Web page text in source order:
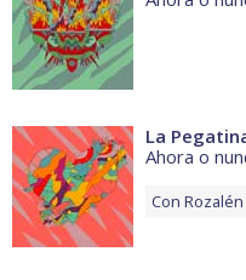
La
Ahora o
Con Rozalén